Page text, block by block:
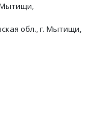
Мытищи,
обл., г. Мытищи,